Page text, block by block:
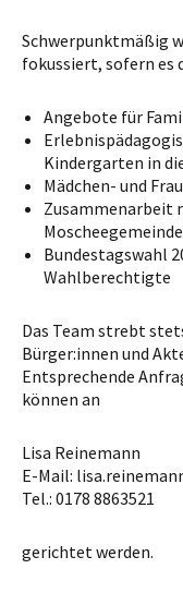
Schwerpunktmäßig
fokussiert, sofern es
Angebote für
Kindergarten in
Mädchen- und
Zusammenarbeit
Bundestagswahl
Wahlberechtigte
Das Team strebt
Bürger:innen und
Entsprechende
können an
Lisa Reinemann
E-Mail:
Tel.: 0178 8863521
gerichtet werden.